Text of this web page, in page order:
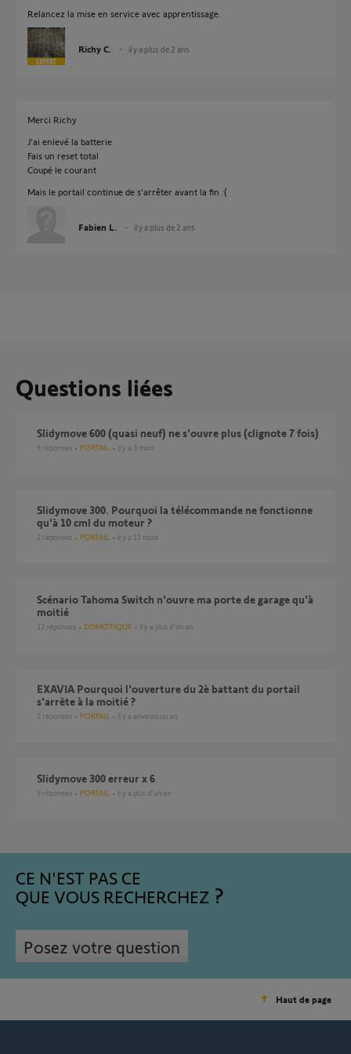
Relancez la mise en service avec apprentissage.
Richy C. il y a plus de 2 ans
Merci Richy
J’ai enlevé la batterie
Fais un reset total
Coupé le courant
Mais le portail continue de s’arrêter avant la fin :(
Fabien L. il y a plus de 2 ans
Questions liées
Slidymove 600 (quasi neuf) ne s'ouvre plus (clignote 7 fois)
9 réponses PORTAIL il y a 3 mois
Slidymove 300. Pourquoi la télécommande ne fonctionne
qu'à 10 cml du moteur ?
2 réponses PORTAIL il y a 11 mois
Scénario Tahoma Switch n'ouvre ma porte de garage qu'à
moitié
12 réponses DOMOTIQUE il y a plus d'un an
EXAVIA Pourquoi l'ouverture du 2è battant du portail
s'arrête à la moitié ?
2 réponses PORTAIL il y a environ un an
Slidymove 300 erreur x 6
9 réponses PORTAIL il y a plus d'un an
CE N'EST PAS CE
QUE VOUS RECHERCHEZ
Posez votre question
Haut de page